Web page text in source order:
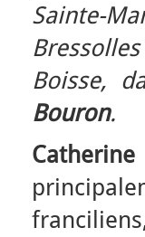
Sainte-
Boisse,
Bouron.